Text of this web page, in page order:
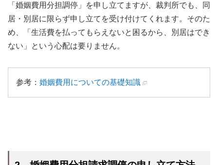
「婚姻費用分担調停」を申し立てますが、裁判所でも、同
居・別居に限らず申し立てを受け付けてくれます。そのた
め、「生活費を払ってもらえないと困るから、別居はでき
ない」という心配は要りません。
参考： 婚姻費用についての基礎知識